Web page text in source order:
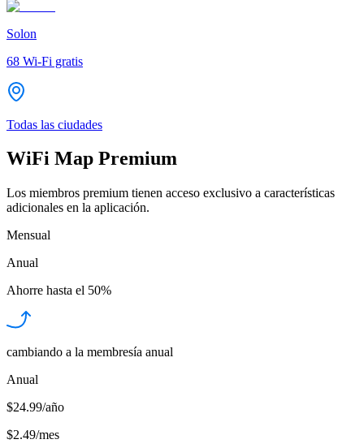
Solon
68 Wi-Fi gratis
Todas las ciudades
WiFi Map Premium
Los miembros premium tienen acceso exclusivo a características
adicionales en la aplicación.
Mensual
Anual
Ahorre hasta el 50%
cambiando a la membresía anual
Anual
$24.99/año
$2.49/mes